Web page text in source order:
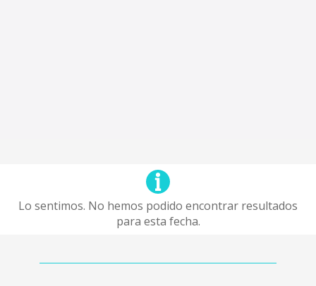
Lo sentimos. No hemos podido encontrar resultados
para esta fecha.